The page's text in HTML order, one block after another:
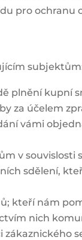
pro ochranu
plnění kupní
za účelem
vámi
v souvislosti
sdělení,
kteří nám
nich